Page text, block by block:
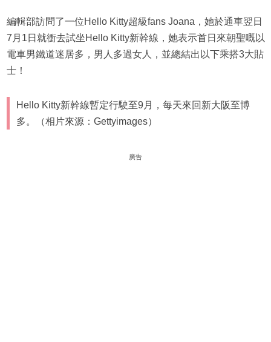
編輯部訪問了一位Hello Kitty超級fans Joana，她於通車翌日
7月1日就衝去試坐Hello Kitty新幹線，她表示首日來朝聖嘅以
電車男鐵道迷居多，男人多過女人，並總結出以下乘搭3大貼
士！
Hello Kitty新幹線暫定行駛至9月，每天來回新大阪至博
多。（相片來源：Gettyimages）
廣告